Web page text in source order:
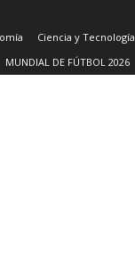
Ciencia y Tecnología
MUNDIAL DE FÚTBOL 2026